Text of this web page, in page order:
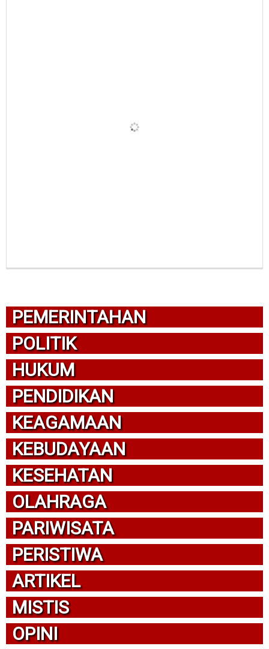
PEMERINTAHAN
POLITIK
HUKUM
PENDIDIKAN
KEAGAMAAN
KEBUDAYAAN
KESEHATAN
OLAHRAGA
PARIWISATA
PERISTIWA
ARTIKEL
MISTIS
OPINI